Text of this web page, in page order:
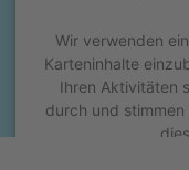
Wir verwenden
Karteninhalte
Ihren Aktivitäten
durch und